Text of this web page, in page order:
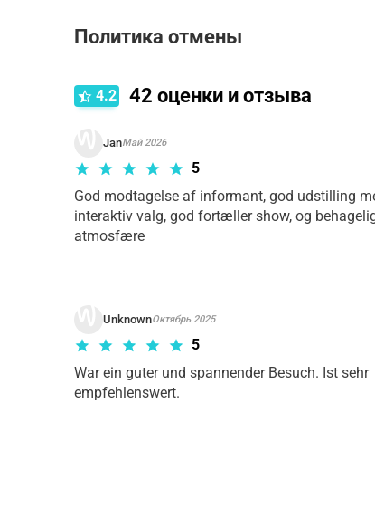
Политика отмены
4.2
42 оценки и отзыва
JanМай 2026
5
God modtagelse af informant, god udstilling
interaktiv valg, god fortæller show, og
atmosfære
UnknownОктябрь 2025
5
War ein guter und spannender Besuch. Ist sehr
empfehlenswert.